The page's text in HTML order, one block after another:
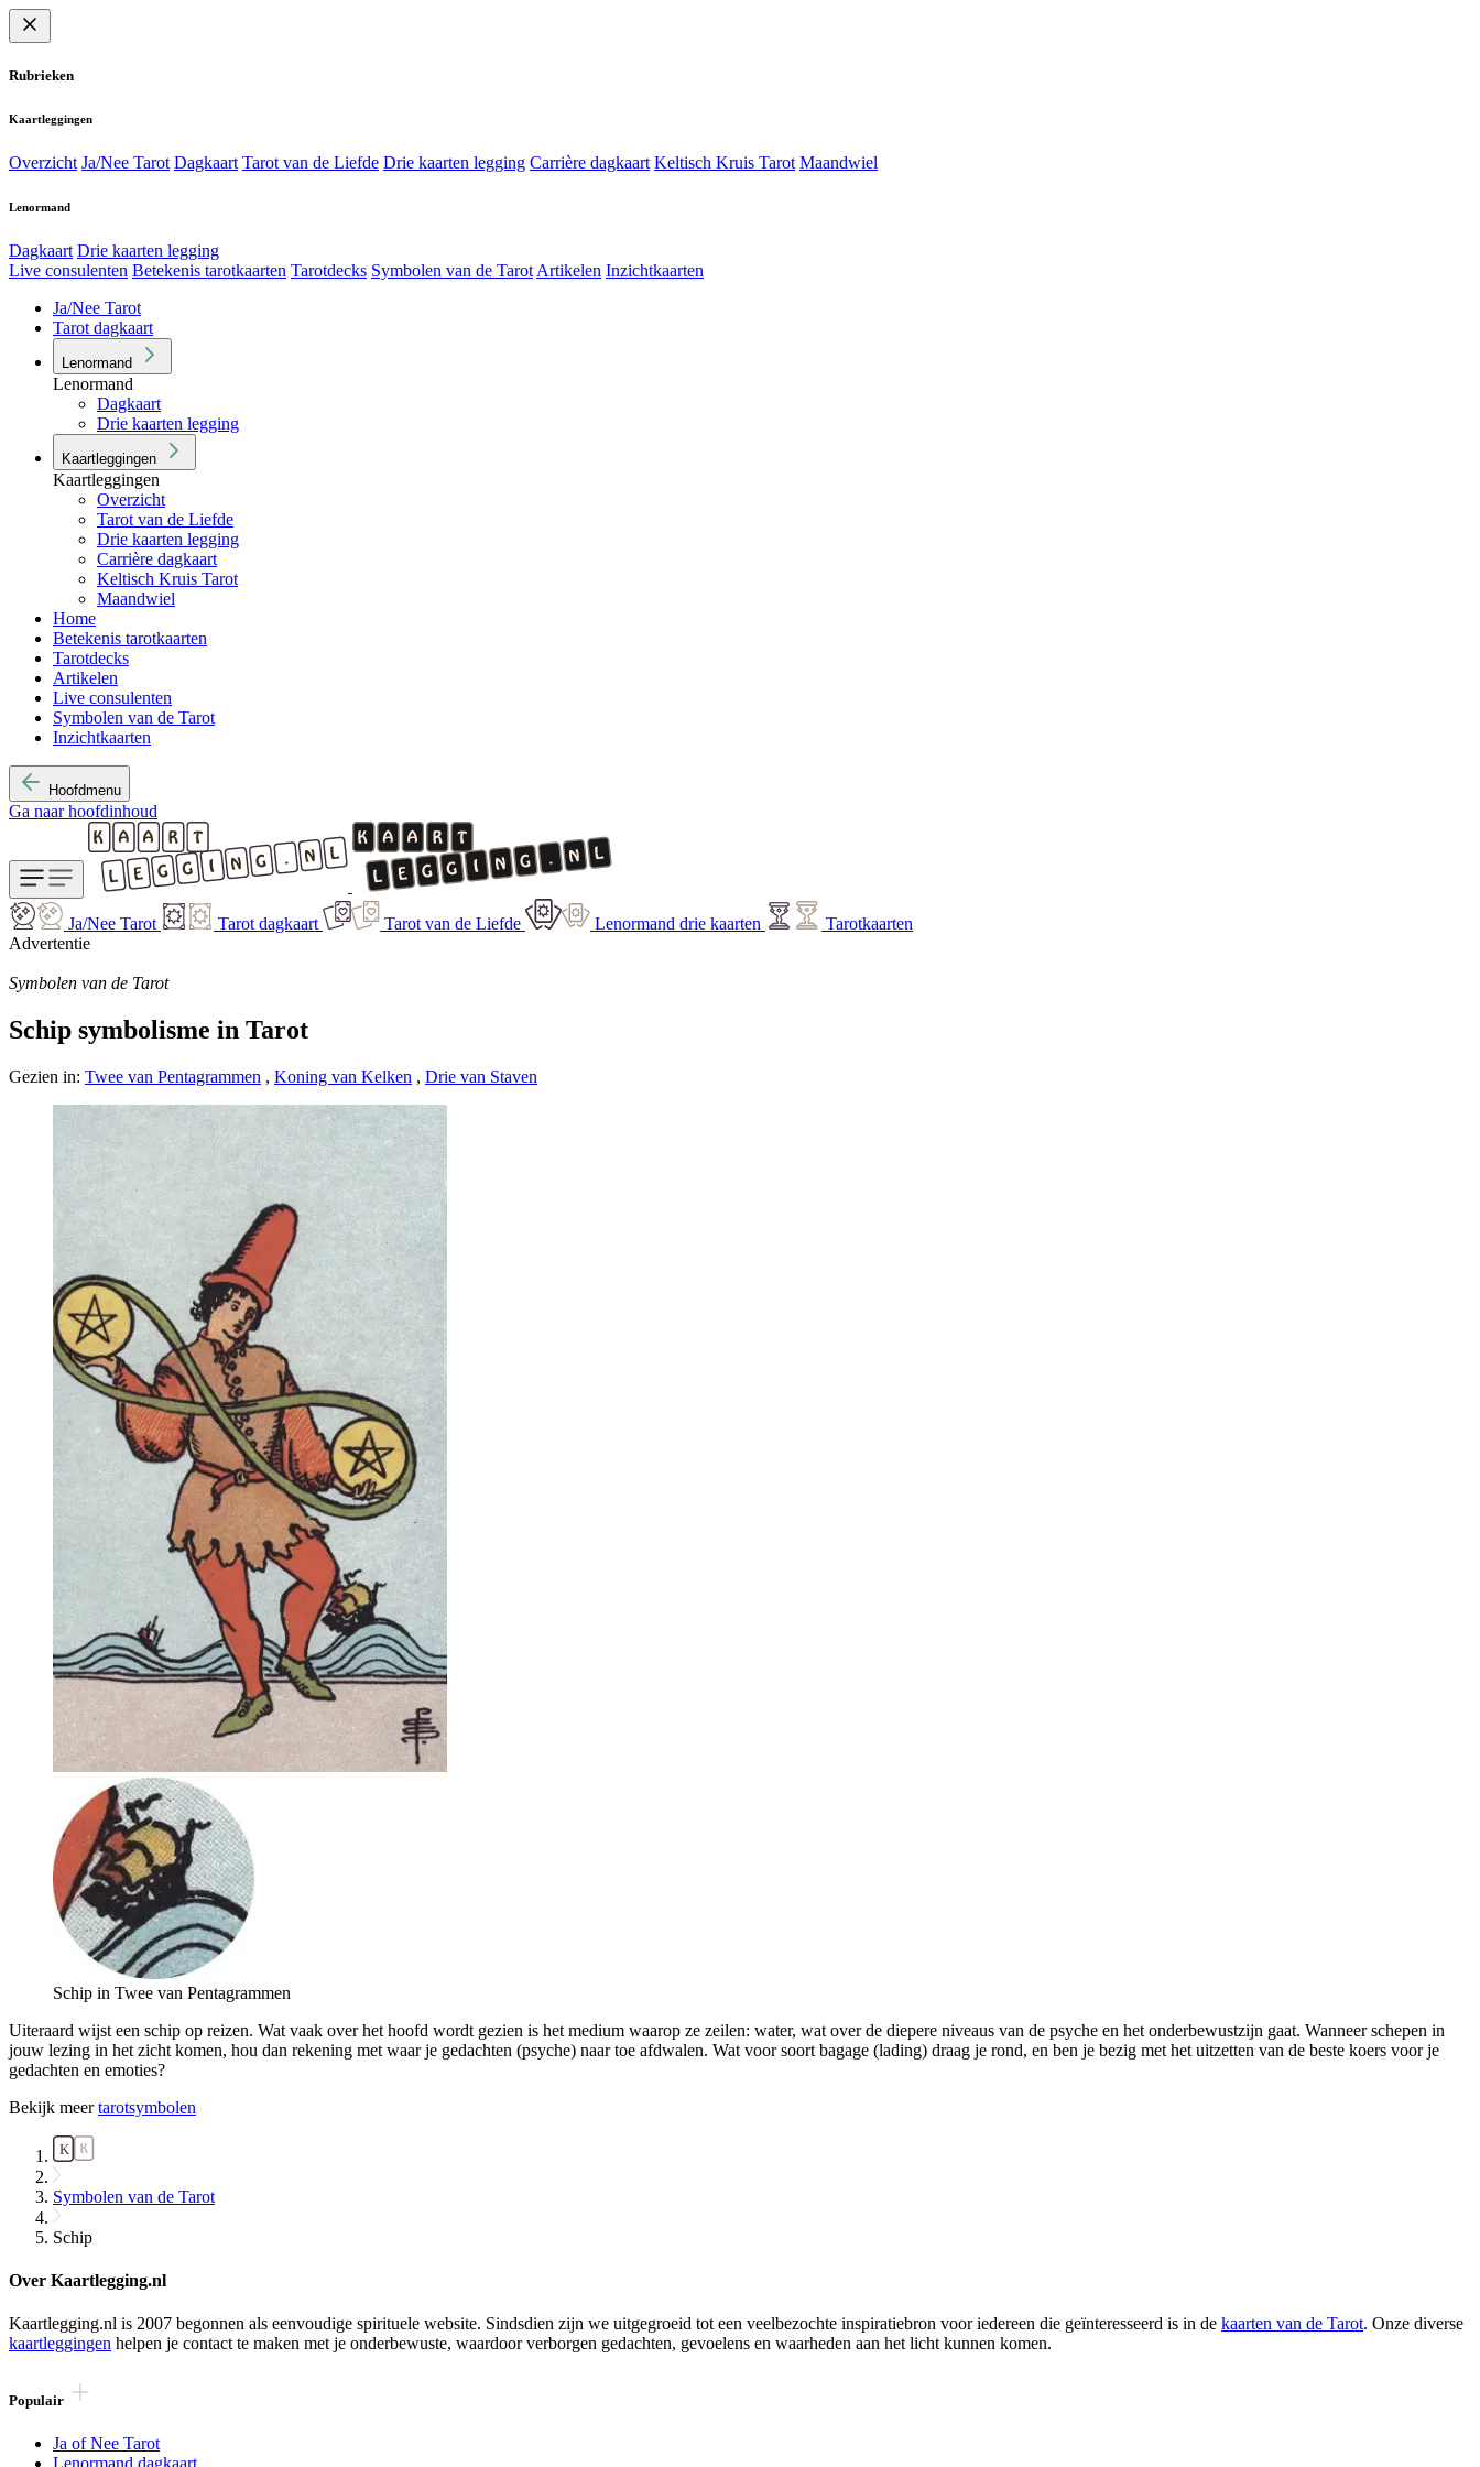
Rubrieken
Kaartleggingen
Overzicht Ja/Nee Tarot Dagkaart Tarot van de Liefde Drie kaarten legging Carrière dagkaart Keltisch Kruis Tarot Maandwiel
Lenormand
Dagkaart Drie kaarten legging
Live consulenten Betekenis tarotkaarten Tarotdecks Symbolen van de Tarot Artikelen Inzichtkaarten
Ja/Nee Tarot
Tarot dagkaart
Lenormand
Lenormand
Dagkaart
Drie kaarten legging
Kaartleggingen
Kaartleggingen
Overzicht
Tarot van de Liefde
Drie kaarten legging
Carrière dagkaart
Keltisch Kruis Tarot
Maandwiel
Home
Betekenis tarotkaarten
Tarotdecks
Artikelen
Live consulenten
Symbolen van de Tarot
Inzichtkaarten
Hoofdmenu
Ga naar hoofdinhoud
Ja/Nee Tarot Tarot dagkaart Tarot van de Liefde Lenormand drie kaarten
Tarotkaarten
Advertentie
Symbolen van de Tarot
Schip symbolisme in Tarot
Gezien in: Twee van Pentagrammen , Koning van Kelken , Drie van Staven
Schip in Twee van Pentagrammen
Uiteraard wijst een schip op reizen. Wat vaak over het hoofd wordt gezien is het medium waarop ze zeilen: water, wat over de diepere niveaus van de psyche en het onderbewustzijn gaat. Wanneer schepen in
jouw lezing in het zicht komen, hou dan rekening met waar je gedachten (psyche) naar toe afdwalen. Wat voor soort bagage (lading) draag je rond, en ben je bezig met het uitzetten van de beste koers voor je
gedachten en emoties?
Bekijk meertarotsymbolen
Symbolen van de Tarot
Schip
Over Kaartlegging.nl
Kaartlegging.nl is 2007 begonnen als eenvoudige spirituele website. Sindsdien zijn we uitgegroeid tot een veelbezochte inspiratiebron voor iedereen die geïnteresseerd is in de kaarten van de Tarot. Onze diverse
kaartleggingen helpen je contact te maken met je onderbewuste, waardoor verborgen gedachten, gevoelens en waarheden aan het licht kunnen komen.
Populair
Ja of Nee Tarot
Lenormand dagkaart